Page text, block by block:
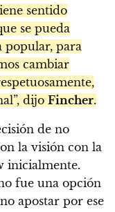
sentido
se pueda
popular, para
cambiar
dijo Fincher.
de no
la visión con la
inicialmente.
fue una opción
apostar por ese